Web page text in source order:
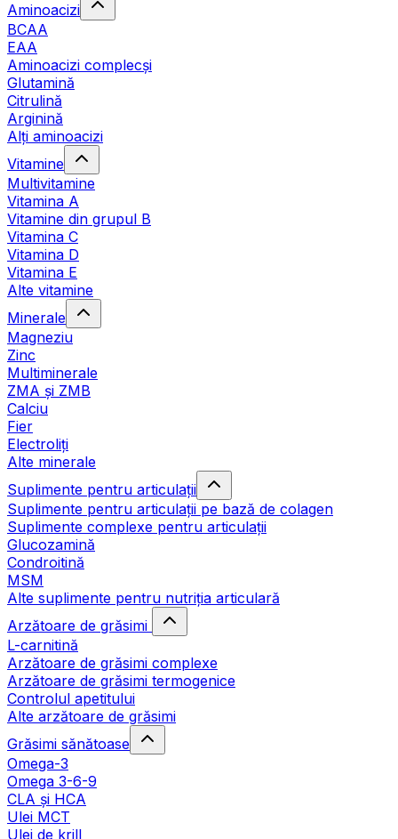
Aminoacizi
BCAA
EAA
Aminoacizi complecși
Glutamină
Citrulină
Arginină
Alți aminoacizi
Vitamine
Multivitamine
Vitamina A
Vitamine din grupul B
Vitamina C
Vitamina D
Vitamina E
Alte vitamine
Minerale
Magneziu
Zinc
Multiminerale
ZMA și ZMB
Calciu
Fier
Electroliți
Alte minerale
Suplimente pentru articulații
Suplimente pentru articulații pe bază de colagen
Suplimente complexe pentru articulații
Glucozamină
Condroitină
MSM
Alte suplimente pentru nutriția articulară
Arzătoare de grăsimi
L-carnitină
Arzătoare de grăsimi complexe
Arzătoare de grăsimi termogenice
Controlul apetitului
Alte arzătoare de grăsimi
Grăsimi sănătoase
Omega-3
Omega 3-6-9
CLA şi HCA
Ulei MCT
Ulei de krill